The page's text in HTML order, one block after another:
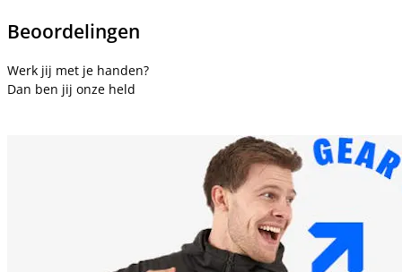
Beoordelingen
Werk jij met je handen?
Dan ben jij onze held